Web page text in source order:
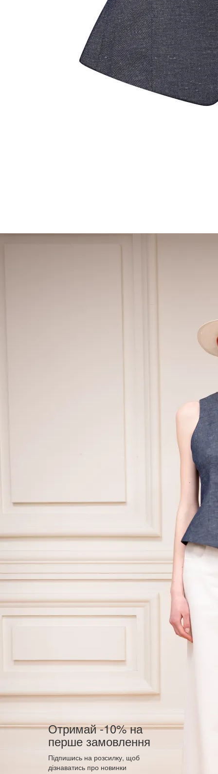
Отримай -10% на
перше замовлення
Підпишись на розсилку, щоб
дізнаватись про новинки